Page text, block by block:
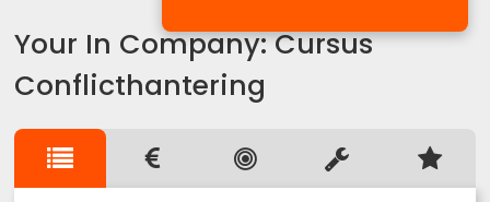
Your In Company: Cursus
Conflicthantering